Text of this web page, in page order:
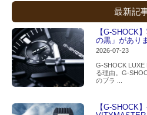
最新記
【G-SHOCK
の黒」があり
2026-07-23
G-SHOCK LUXE
る理由。G-
のブラ ...
【G-SHOCK